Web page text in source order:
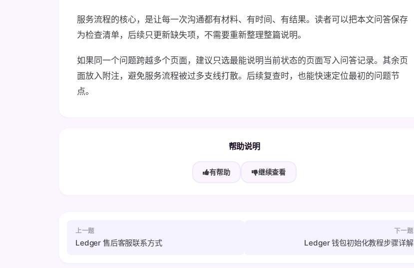
服务流程的核心，是让每一次沟通都有材料、有时间、有结果。读者可以把本文问答保存
为检查清单，后续只更新缺失项，不需要重新整理整篇说明。
如果同一个问题跨越多个页面，建议只选最能说明当前状态的页面写入问答记录。其余页
面放入附注，避免服务流程被过多支线打散。后续复查时，也能快速定位最初的问题节
点。
帮助说明
有帮助 继续查看
上一题
Ledger 售后客服联系方式
下一题
Ledger 钱包初始化教程步骤详解